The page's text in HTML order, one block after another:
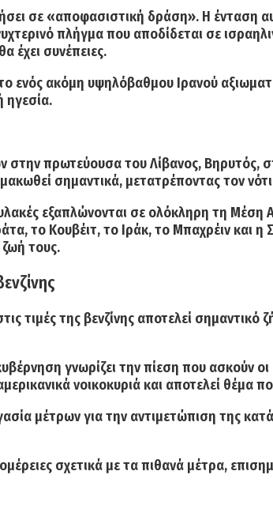
σε «αποφασιστική δράση». Η ένταση
πλήγμα που αποδίδεται σε
έχει συνέπειες.
ενός ακόμη υψηλόβαθμου Ιρανού
ηγεσία.
στην πρωτεύουσα τουΛίβανος, Βηρυτός,
σημαντικά, μετατρέποντας τον
εξαπλώνονται σε ολόκληρη τη
, το Κουβέιτ, το Ιράκ, το Μπαχρέινκαι η
τους.
τιμές της βενζίνης αποτελεί
γνωρίζει την πίεση που ασκούν
νοικοκυριάκαι αποτελεί θέμα
μέτρων για την αντιμετώπιση της
σχετικά με τα πιθανά μέτρα,